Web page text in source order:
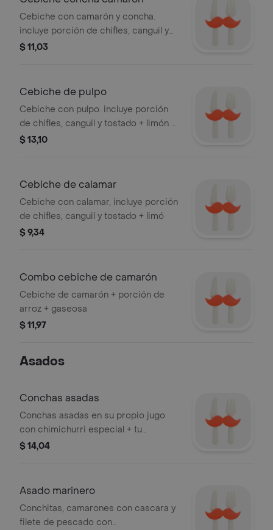
Cebiche con camarón y concha.
incluye porción de chifles, canguil y
tostado + limón
$ 11,03
Cebiche de pulpo
Cebiche con pulpo. incluye porción
de chifles, canguil y tostado + limón +
ají
$ 13,10
Cebiche de calamar
Cebiche con calamar, incluye porción
de chifles, canguil y tostado + limó
$ 9,34
Combo cebiche de camarón
Cebiche de camarón + porción de
arroz + gaseosa
$ 11,97
Asados
Conchas asadas
Conchas asadas en su propio jugo
con chimichurri especial + tu
acompañante favorito: arroz, maduro,
$ 14,04
Asado marinero
Conchitas, camarones con cascara y
filete de pescado con